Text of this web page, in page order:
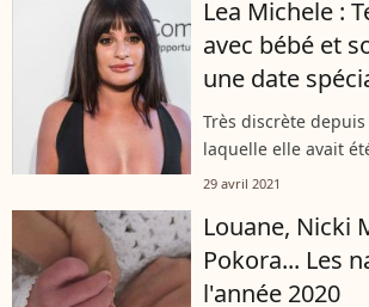
Lea Michele :
avec bébé et
une date
Très discrète
laquelle elle avait
l'actrice et
compte Instagram,
29 avril 2021
Louane, Nicki
Pokora... Les
l'année 2020